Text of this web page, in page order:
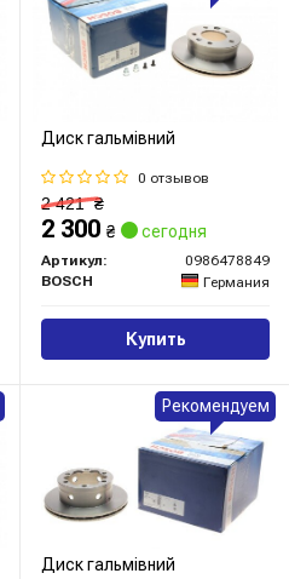
Диск гальмівний
0 отзывов
2 421₴
2 300 ₴ сегодня
Артикул:
0986478849
BOSCH
Германия
Купить
Диск гальмівний
Рекомендуем